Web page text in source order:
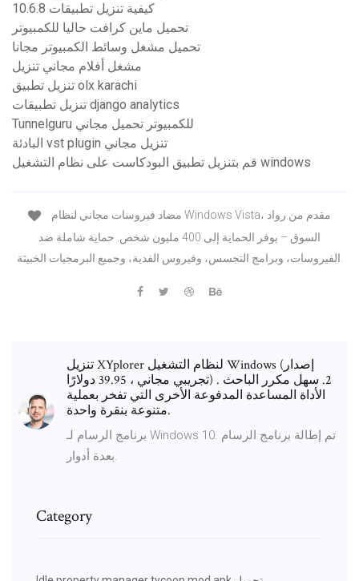
كيفية تنزيل تطبيقات 10.6.8
تحميل ماين كرافت حاليا للكمبيوتر
تحميل مشغل وسائط الكمبيوتر مجانا
مشغل أفلام مجاني تنزيل
تنزيل تطبيق olx karachi
تنزيل تطبيقات django analytics
Tunnelguru للكمبيوتر تحميل مجاني
البادئة vst plugin تنزيل مجاني
قم بتنزيل تطبيق البودكاست على نظام التشغيل windows
السوق – يوفر الحماية إلى 400 مليون شخص. حماية شاملة ضد
تنزيل XYplorer لنظام التشغيل Windows (إصدار
تجريبي مجاني ، 39.95 دولارًا) 2. سهل مكرر الباحث .
الأداة المساعدة المدفوعة الأخرى التي تفخر بعملية
متنوعة بنقرة واحدة.
برنامج الرسام لـ Windows 10. تم إطالة برنامج الرسام
بعدة أدوار.
Category